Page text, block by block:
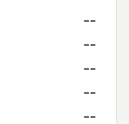
--
--
--
--
--